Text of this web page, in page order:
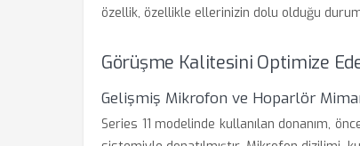
özellik, özellikle ellerinizin dolu olduğu
Görüşme Kalitesini Optimize
Gelişmiş Mikrofon ve Hoparlör
Series 11 modelinde kullanılan donanım,